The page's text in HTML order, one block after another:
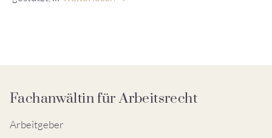
Fachanwältin für Arbeitsrecht
Arbeitgeber